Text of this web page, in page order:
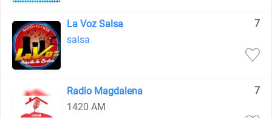
La Voz Salsa
7
salsa
Radio Magdalena
7
1420 AM